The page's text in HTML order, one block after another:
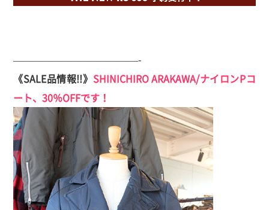
—————————————-
《SALE品情報!!》 SHINICHIRO ARAKAWA/ナイロンPコ
ート、30％OFFです！